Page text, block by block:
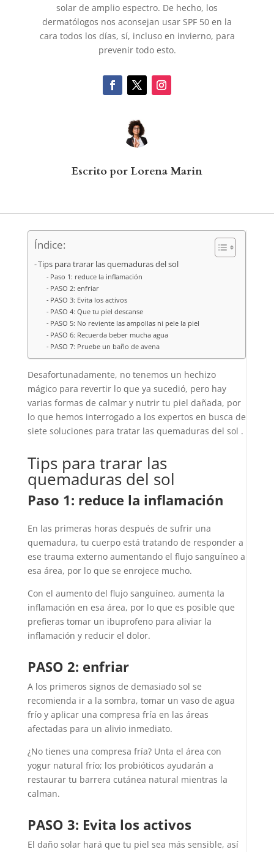
solar de amplio espectro. De hecho, los
dermatólogos nos aconsejan usar SPF 50 en la
cara todos los días, sí, incluso en invierno, para
prevenir todo esto.
Escrito por Lorena Marin
Índice:
Tips para trarar las quemaduras del sol
Paso 1: reduce la inflamación
PASO 2: enfriar
PASO 3: Evita los activos
PASO 4: Que tu piel descanse
PASO 5: No reviente las ampollas ni pele la piel
PASO 6: Recuerda beber mucha agua
PASO 7: Pruebe un baño de avena
Desafortunadamente, no tenemos un hechizo
mágico para revertir lo que ya sucedió, pero hay
varias formas de calmar y nutrir tu piel dañada, por
lo que hemos interrogado a los expertos en busca de
siete soluciones para tratar las quemaduras del sol .
Tips para trarar las
quemaduras del sol
Paso 1: reduce la inflamación
En las primeras horas después de sufrir una
quemadura, tu cuerpo está tratando de responder a
ese trauma externo aumentando el flujo sanguíneo a
esa área, por lo que se enrojece mucho.
Con el aumento del flujo sanguíneo, aumenta la
inflamación en esa área, por lo que es posible que
prefieras tomar un ibuprofeno para aliviar la
inflamación y reducir el dolor.
PASO 2: enfriar
A los primeros signos de demasiado sol se
recomienda ir a la sombra, tomar un vaso de agua
frío y aplicar una compresa fría en las áreas
afectadas para un alivio inmediato.
¿No tienes una compresa fría? Unta el área con
yogur natural frío; los probióticos ayudarán a
restaurar tu barrera cutánea natural mientras la
calman.
PASO 3: Evita los activos
El daño solar hará que tu piel sea más sensible, así